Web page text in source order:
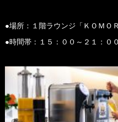
●場所：１階ラウンジ「ＫＯＭＯ
●時間帯：１５：００～２１：００